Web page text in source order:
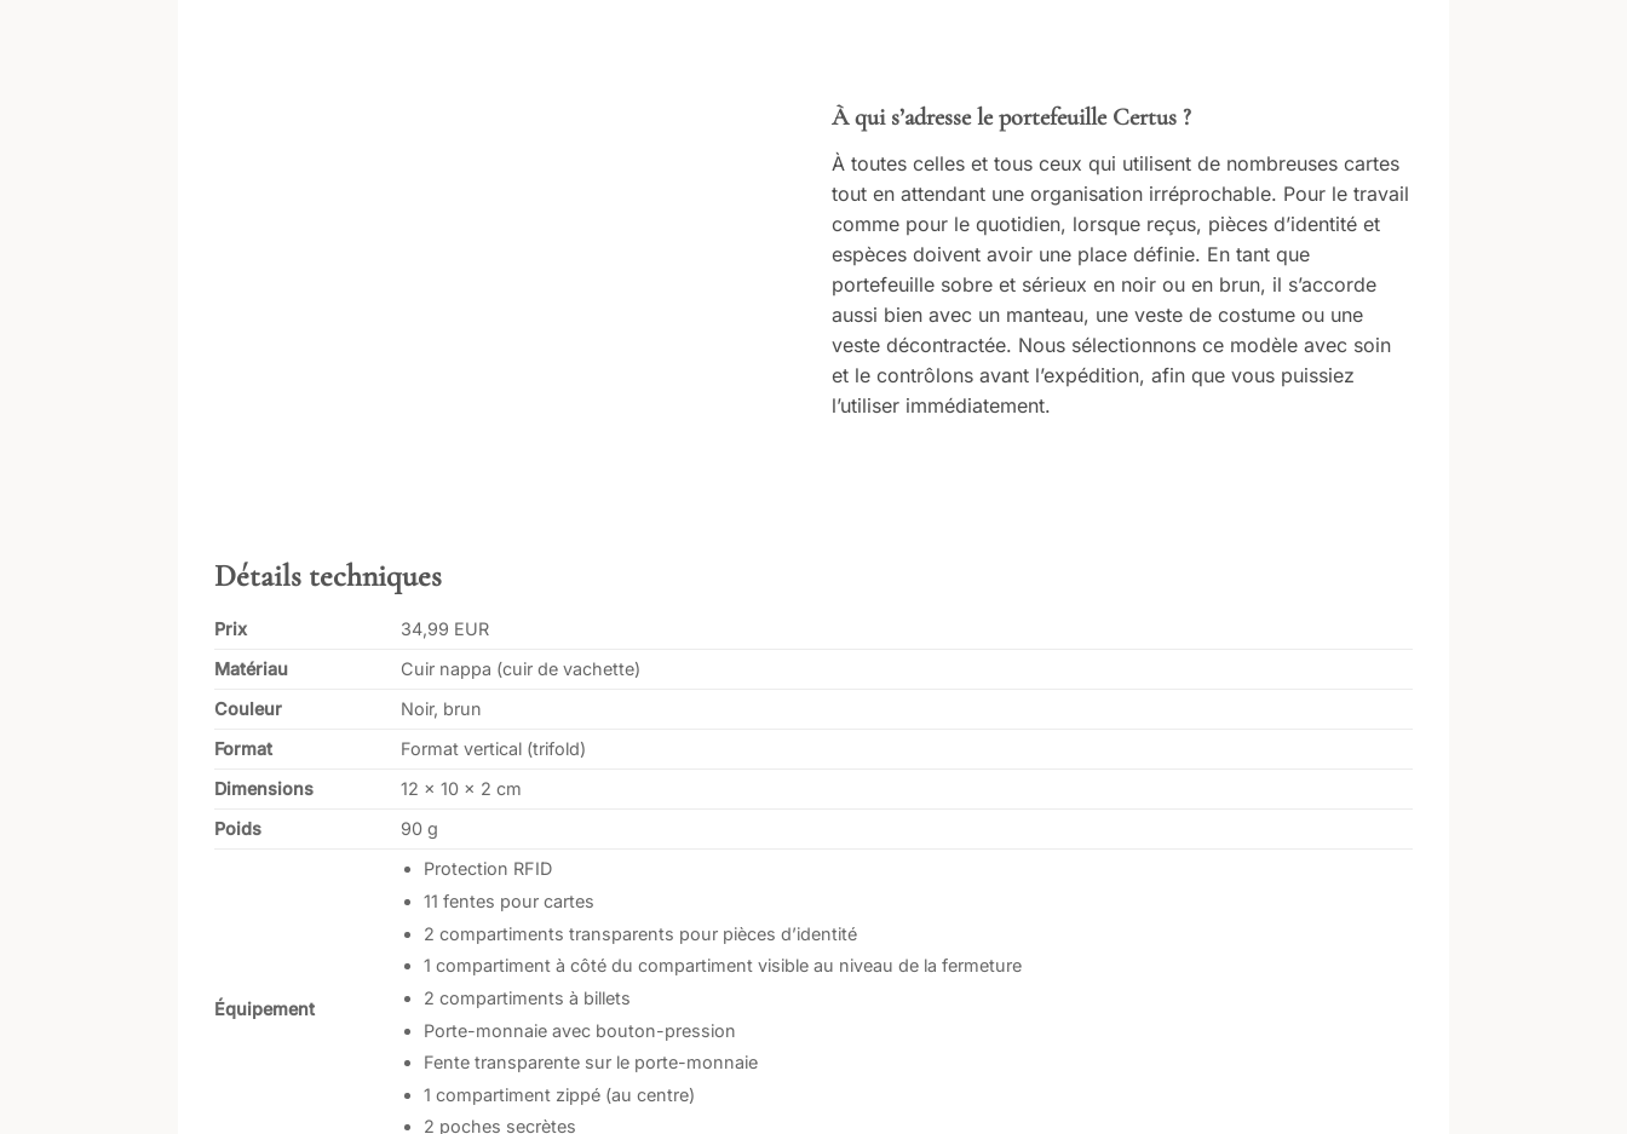
À qui s’adresse le portefeuille Certus ?
À toutes celles et tous ceux qui utilisent de nombreuses cartes
tout en attendant une organisation irréprochable. Pour le travail
comme pour le quotidien, lorsque reçus, pièces d’identité et
espèces doivent avoir une place définie. En tant que
portefeuille sobre et sérieux en noir ou en brun, il s’accorde
aussi bien avec un manteau, une veste de costume ou une
veste décontractée. Nous sélectionnons ce modèle avec soin
et le contrôlons avant l’expédition, afin que vous puissiez
l’utiliser immédiatement.
Détails techniques
Prix
34,99 EUR
Matériau
Cuir nappa (cuir de vachette)
Couleur
Noir, brun
Format
Format vertical (trifold)
Dimensions
12 x 10 x 2 cm
Poids
90 g
Équipement
Protection RFID
11 fentes pour cartes
2 compartiments transparents pour pièces d’identité
1 compartiment à côté du compartiment visible au niveau de la fermeture
2 compartiments à billets
Porte-monnaie avec bouton-pression
Fente transparente sur le porte-monnaie
1 compartiment zippé (au centre)
2 poches secrètes